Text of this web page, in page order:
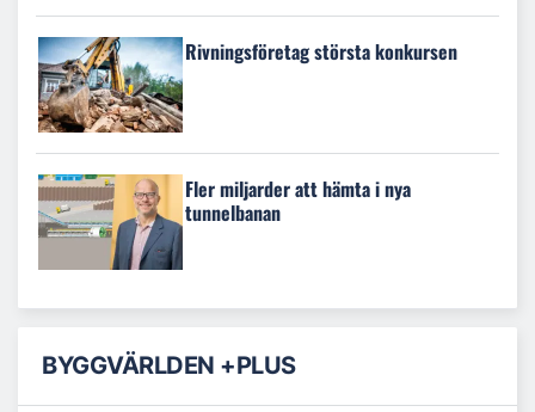
Rivningsföretag största konkursen
Fler miljarder att hämta i nya
tunnelbanan
BYGGVÄRLDEN +PLUS